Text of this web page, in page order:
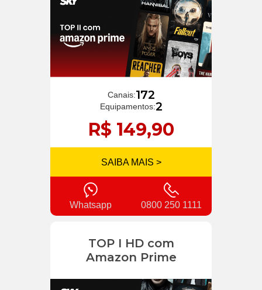
Canais:172
Equipamentos:2
R$ 149,90
SAIBA MAIS >
Whatsapp 0800 250 1111
TOP I HD com
Amazon Prime